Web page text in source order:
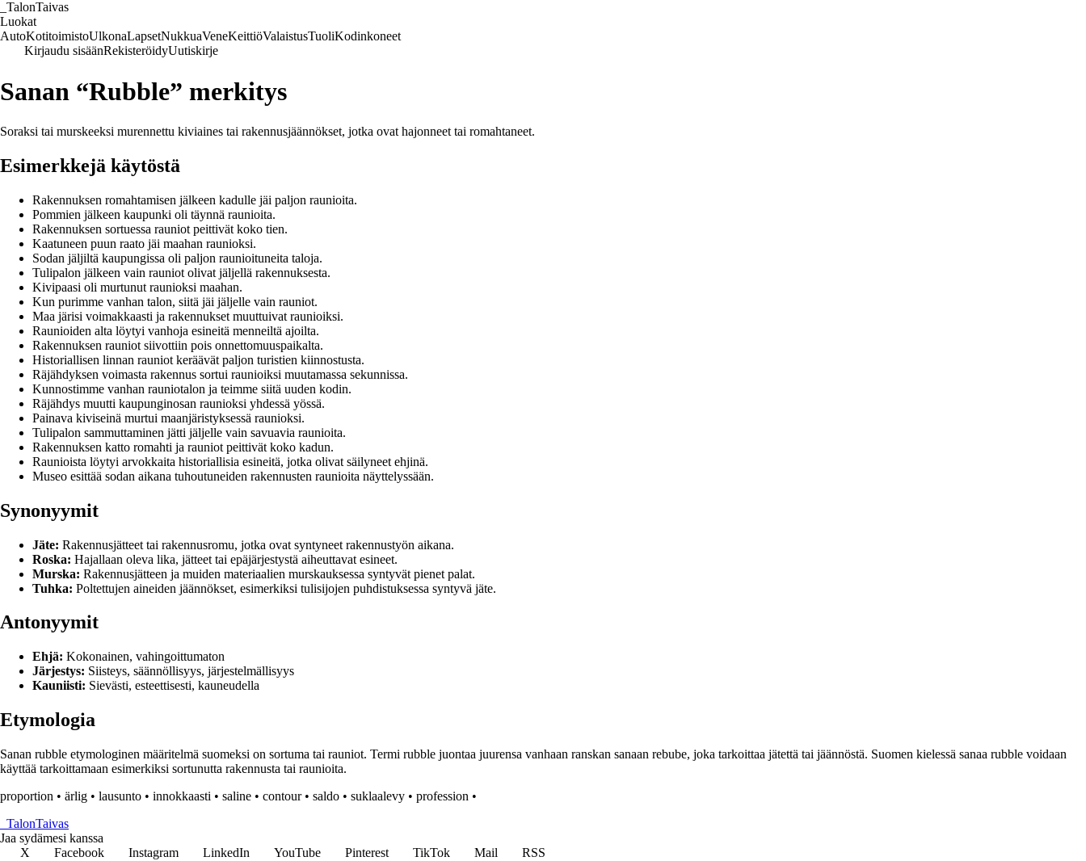
TalonTaivas
Luokat
AutoKotitoimistoUlkonaLapsetNukkuaVeneKeittiöValaistusTuoliKodinkoneet
Kirjaudu sisäänRekisteröidyUutiskirje
Sanan “Rubble” merkitys
Soraksi tai murskeeksi murennettu kiviaines tai rakennusjäännökset, jotka ovat hajonneet tai romahtaneet.
Esimerkkejä käytöstä
Rakennuksen romahtamisen jälkeen kadulle jäi paljon raunioita.
Pommien jälkeen kaupunki oli täynnä raunioita.
Rakennuksen sortuessa rauniot peittivät koko tien.
Kaatuneen puun raato jäi maahan raunioksi.
Sodan jäljiltä kaupungissa oli paljon raunioituneita taloja.
Tulipalon jälkeen vain rauniot olivat jäljellä rakennuksesta.
Kivipaasi oli murtunut raunioksi maahan.
Kun purimme vanhan talon, siitä jäi jäljelle vain rauniot.
Maa järisi voimakkaasti ja rakennukset muuttuivat raunioiksi.
Raunioiden alta löytyi vanhoja esineitä menneiltä ajoilta.
Rakennuksen rauniot siivottiin pois onnettomuuspaikalta.
Historiallisen linnan rauniot keräävät paljon turistien kiinnostusta.
Räjähdyksen voimasta rakennus sortui raunioiksi muutamassa sekunnissa.
Kunnostimme vanhan rauniotalon ja teimme siitä uuden kodin.
Räjähdys muutti kaupunginosan raunioksi yhdessä yössä.
Painava kiviseinä murtui maanjäristyksessä raunioksi.
Tulipalon sammuttaminen jätti jäljelle vain savuavia raunioita.
Rakennuksen katto romahti ja rauniot peittivät koko kadun.
Raunioista löytyi arvokkaita historiallisia esineitä, jotka olivat säilyneet ehjinä.
Museo esittää sodan aikana tuhoutuneiden rakennusten raunioita näyttelyssään.
Synonyymit
Jäte: Rakennusjätteet tai rakennusromu, jotka ovat syntyneet rakennustyön aikana.
Roska: Hajallaan oleva lika, jätteet tai epäjärjestystä aiheuttavat esineet.
Murska: Rakennusjätteen ja muiden materiaalien murskauksessa syntyvät pienet palat.
Tuhka: Poltettujen aineiden jäännökset, esimerkiksi tulisijojen puhdistuksessa syntyvä jäte.
Antonyymit
Ehjä: Kokonainen, vahingoittumaton
Järjestys: Siisteys, säännöllisyys, järjestelmällisyys
Kauniisti: Sievästi, esteettisesti, kauneudella
Etymologia
Sanan rubble etymologinen määritelmä suomeksi on sortuma tai rauniot. Termi rubble juontaa juurensa vanhaan ranskan sanaan rebube, joka tarkoittaa jätettä tai jäännöstä. Suomen kielessä sanaa rubble voidaan
käyttää tarkoittamaan esimerkiksi sortunutta rakennusta tai raunioita.
proportion • ärlig • lausunto • innokkaasti • saline • contour• saldo • suklaalevy • profession •
TalonTaivas
Jaa sydämesi kanssa
X
Facebook Instagram LinkedIn YouTube Pinterest TikTok Mail
RSS